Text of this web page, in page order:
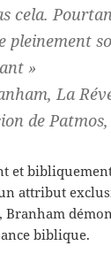
cela.
pleinement
»
La
de
et
attribut
Branham
biblique.